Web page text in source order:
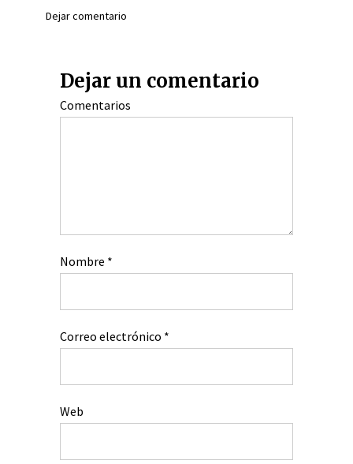
Dejar comentario
Dejar un comentario
Comentarios
Nombre *
Correo electrónico *
Web